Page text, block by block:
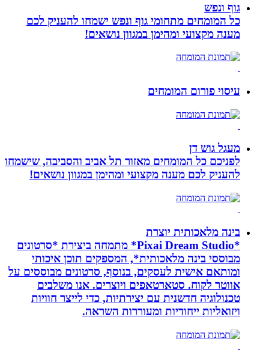
גוף ונפש
כל המומחים מתחומי גוף ונפש ישמחו להעניק לכם
מענה מקצועי ומהימן במגוון נושאים!
עיסוי פורום המומחים
מעגל גוש דן
לפניכם כל המומחים מאזור תל אביב והסביבה, שישמחו
להעניק לכם מענה מקצועי ומהימן במגוון נושאים!
בינה מלאכותית יוצרת
*Pixai Dream Studio* מתמחה ביצירת *סרטונים
מבוססי בינה מלאכותית*, המספקים תוכן איכותי
ומותאם אישית לעסקים, בנוסף, סרטונים מבוססים על
אווטר לקוח. סטארטאפים ויוצרים. אנו משלבים
טכנולוגיה חדשנית עם יצירתיות, כדי לייצר חוויות
ויזואליות ייחודיות ומעוררות השראה.